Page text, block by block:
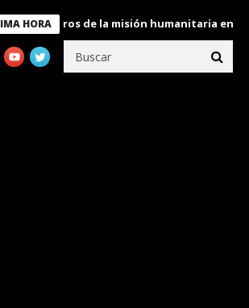
HORA de la misión humanitaria enviada a